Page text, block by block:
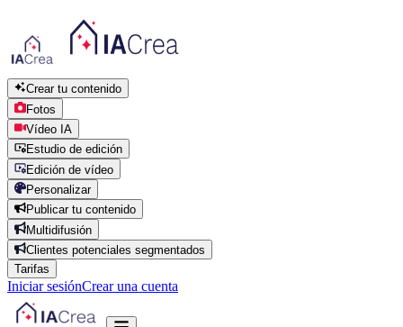
Crear tu contenido
Fotos
Vídeo IA
Estudio de edición
Edición de vídeo
Personalizar
Publicar tu contenido
Multidifusión
Clientes potenciales segmentados
Tarifas
Iniciar sesiónCrear una cuenta